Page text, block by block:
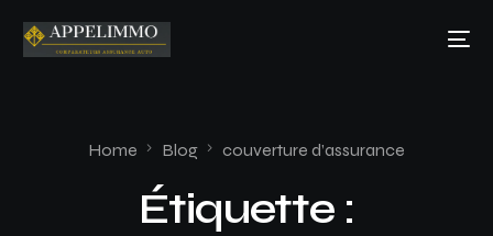
Home Blog couverture d’assurance
Étiquette :